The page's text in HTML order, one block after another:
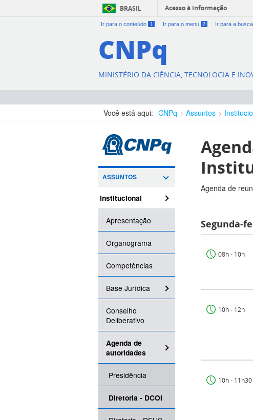
BRASIL Acesso à informação
Ir para o conteúdo 1 Ir para o menu 2 Ir para a busca
CNPq
MINISTÉRIO DA CIÊNCIA, TECNOLOGIA E
Você está aqui: CNPq Assuntos
ASSUNTOS
Institucional
Apresentação
Organograma
Competências
Base Jurídica
Conselho
Deliberativo
Agenda de
autoridades
Presidência
Diretoria - DCOI
Agenda de
Segunda-
08h - 10h
10h - 12h
10h - 11h30